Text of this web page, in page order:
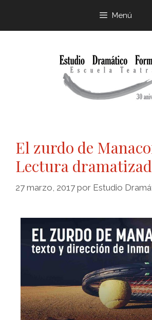
Menú
El zurdo de
Lectura
27 marzo, 2017 por Estudio